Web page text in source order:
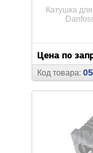
Катушка
Цена по
Код товара: